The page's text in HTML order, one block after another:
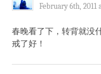
February 6th, 2011
春晚看了下，转背就没
戒了好！